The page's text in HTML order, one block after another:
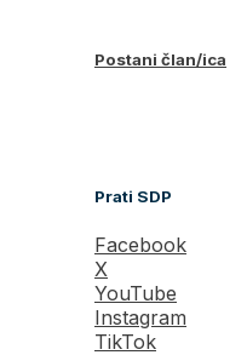
Postani član/ica
Prati SDP
Facebook
X
YouTube
Instagram
TikTok